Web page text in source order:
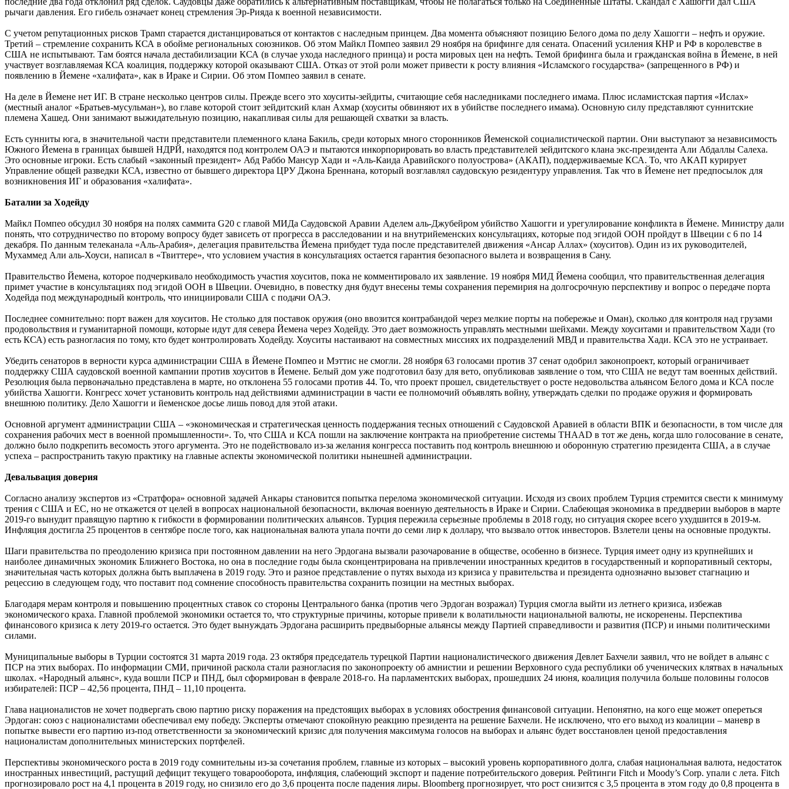
рычаги давления. Его гибель означает конец стремления Эр-Рияда к военной независимости.
С учетом репутационных рисков Трамп старается дистанцироваться от контактов с наследным принцем. Два момента объясняют позицию Белого дома по делу Хашогги – нефть и оружие.
Третий – стремление сохранить КСА в обойме региональных союзников. Об этом Майкл Помпео заявил 29 ноября на брифинге для сената. Опасений усиления КНР и РФ в королевстве в
США не испытывают. Там боятся начала дестабилизации КСА (в случае ухода наследного принца) и роста мировых цен на нефть. Темой брифинга была и гражданская война в Йемене, в ней
участвует возглавляемая КСА коалиция, поддержку которой оказывают США. Отказ от этой роли может привести к росту влияния «Исламского государства» (запрещенного в РФ) и
появлению в Йемене «халифата», как в Ираке и Сирии. Об этом Помпео заявил в сенате.
На деле в Йемене нет ИГ. В стране несколько центров силы. Прежде всего это хоуситы-зейдиты, считающие себя наследниками последнего имама. Плюс исламистская партия «Ислах»
(местный аналог «Братьев-мусульман»), во главе которой стоит зейдитский клан Ахмар (хоуситы обвиняют их в убийстве последнего имама). Основную силу представляют суннитские
племена Хашед. Они занимают выжидательную позицию, накапливая силы для решающей схватки за власть.
Есть сунниты юга, в значительной части представители племенного клана Бакиль, среди которых много сторонников Йеменской социалистической партии. Они выступают за независимость
Южного Йемена в границах бывшей НДРЙ, находятся под контролем ОАЭ и пытаются инкорпорировать во власть представителей зейдитского клана экс-президента Али Абдаллы Салеха.
Это основные игроки. Есть слабый «законный президент» Абд Раббо Мансур Хади и «Аль-Каида Аравийского полуострова» (АКАП), поддерживаемые КСА. То, что АКАП курирует
Управление общей разведки КСА, известно от бывшего директора ЦРУ Джона Бреннана, который возглавлял саудовскую резидентуру управления. Так что в Йемене нет предпосылок для
возникновения ИГ и образования «халифата».
Баталии за Ходейду
Майкл Помпео обсудил 30 ноября на полях саммита G20 с главой МИДа Саудовской Аравии Аделем аль-Джубейром убийство Хашогги и урегулирование конфликта в Йемене. Министру дали
понять, что сотрудничество по второму вопросу будет зависеть от прогресса в расследовании и на внутрийеменских консультациях, которые под эгидой ООН пройдут в Швеции с 6 по 14
декабря. По данным телеканала «Аль-Арабия», делегация правительства Йемена прибудет туда после представителей движения «Ансар Аллах» (хоуситов). Один из их руководителей,
Мухаммед Али аль-Хоуси, написал в «Твиттере», что условием участия в консультациях остается гарантия безопасного вылета и возвращения в Сану.
Правительство Йемена, которое подчеркивало необходимость участия хоуситов, пока не комментировало их заявление. 19 ноября МИД Йемена сообщил, что правительственная делегация
примет участие в консультациях под эгидой ООН в Швеции. Очевидно, в повестку дня будут внесены темы сохранения перемирия на долгосрочную перспективу и вопрос о передаче порта
Ходейда под международный контроль, что инициировали США с подачи ОАЭ.
Последнее сомнительно: порт важен для хоуситов. Не столько для поставок оружия (оно ввозится контрабандой через мелкие порты на побережье и Оман), сколько для контроля над грузами
продовольствия и гуманитарной помощи, которые идут для севера Йемена через Ходейду. Это дает возможность управлять местными шейхами. Между хоуситами и правительством Хади (то
есть КСА) есть разногласия по тому, кто будет контролировать Ходейду. Хоуситы настаивают на совместных миссиях их подразделений МВД и правительства Хади. КСА это не устраивает.
Убедить сенаторов в верности курса администрации США в Йемене Помпео и Мэттис не смогли. 28 ноября 63 голосами против 37 сенат одобрил законопроект, который ограничивает
поддержку США саудовской военной кампании против хоуситов в Йемене. Белый дом уже подготовил базу для вето, опубликовав заявление о том, что США не ведут там военных действий.
Резолюция была первоначально представлена в марте, но отклонена 55 голосами против 44. То, что проект прошел, свидетельствует о росте недовольства альянсом Белого дома и КСА после
убийства Хашогги. Конгресс хочет установить контроль над действиями администрации в части ее полномочий объявлять войну, утверждать сделки по продаже оружия и формировать
внешнюю политику. Дело Хашогги и йеменское досье лишь повод для этой атаки.
Основной аргумент администрации США – «экономическая и стратегическая ценность поддержания тесных отношений с Саудовской Аравией в области ВПК и безопасности, в том числе для
сохранения рабочих мест в военной промышленности». То, что США и КСА пошли на заключение контракта на приобретение системы THAAD в тот же день, когда шло голосование в сенате,
должно было подкрепить весомость этого аргумента. Это не подействовало из-за желания конгресса поставить под контроль внешнюю и оборонную стратегию президента США, а в случае
успеха – распространить такую практику на главные аспекты экономической политики нынешней администрации.
Девальвация доверия
Согласно анализу экспертов из «Стратфора» основной задачей Анкары становится попытка перелома экономической ситуации. Исходя из своих проблем Турция стремится свести к минимуму
трения с США и ЕС, но не откажется от целей в вопросах национальной безопасности, включая военную деятельность в Ираке и Сирии. Слабеющая экономика в преддверии выборов в марте
2019-го вынудит правящую партию к гибкости в формировании политических альянсов. Турция пережила серьезные проблемы в 2018 году, но ситуация скорее всего ухудшится в 2019-м.
Инфляция достигла 25 процентов в сентябре после того, как национальная валюта упала почти до семи лир к доллару, что вызвало отток инвесторов. Взлетели цены на основные продукты.
Шаги правительства по преодолению кризиса при постоянном давлении на него Эрдогана вызвали разочарование в обществе, особенно в бизнесе. Турция имеет одну из крупнейших и
наиболее динамичных экономик Ближнего Востока, но она в последние годы была сконцентрирована на привлечении иностранных кредитов в государственный и корпоративный секторы,
значительная часть которых должна быть выплачена в 2019 году. Это и разное представление о путях выхода из кризиса у правительства и президента однозначно вызовет стагнацию и
рецессию в следующем году, что поставит под сомнение способность правительства сохранить позиции на местных выборах.
Благодаря мерам контроля и повышению процентных ставок со стороны Центрального банка (против чего Эрдоган возражал) Турция смогла выйти из летнего кризиса, избежав
экономического краха. Главной проблемой экономики остается то, что структурные причины, которые привели к волатильности национальной валюты, не искоренены. Перспектива
финансового кризиса к лету 2019-го остается. Это будет вынуждать Эрдогана расширить предвыборные альянсы между Партией справедливости и развития (ПСР) и иными политическими
силами.
Муниципальные выборы в Турции состоятся 31 марта 2019 года. 23 октября председатель турецкой Партии националистического движения Девлет Бахчели заявил, что не войдет в альянс с
ПСР на этих выборах. По информации СМИ, причиной раскола стали разногласия по законопроекту об амнистии и решении Верховного суда республики об ученических клятвах в начальных
школах. «Народный альянс», куда вошли ПСР и ПНД, был сформирован в феврале 2018-го. На парламентских выборах, прошедших 24 июня, коалиция получила больше половины голосов
избирателей: ПСР – 42,56 процента, ПНД – 11,10 процента.
Глава националистов не хочет подвергать свою партию риску поражения на предстоящих выборах в условиях обострения финансовой ситуации. Непонятно, на кого еще может опереться
Эрдоган: союз с националистами обеспечивал ему победу. Эксперты отмечают спокойную реакцию президента на решение Бахчели. Не исключено, что его выход из коалиции – маневр в
попытке вывести его партию из-под ответственности за экономический кризис для получения максимума голосов на выборах и альянс будет восстановлен ценой предоставления
националистам дополнительных министерских портфелей.
Перспективы экономического роста в 2019 году сомнительны из-за сочетания проблем, главные из которых – высокий уровень корпоративного долга, слабая национальная валюта, недостаток
иностранных инвестиций, растущий дефицит текущего товарооборота, инфляция, слабеющий экспорт и падение потребительского доверия. Рейтинги Fitch и Moody’s Corp. упали с лета. Fitch
прогнозировало рост на 4,1 процента в 2019 году, но снизило его до 3,6 процента после падения лиры. Bloomberg прогнозирует, что рост снизится с 3,5 процента в этом году до 0,8 процента в